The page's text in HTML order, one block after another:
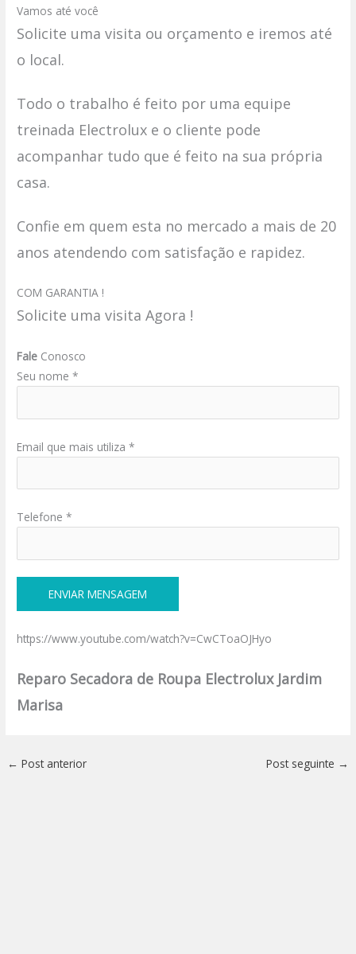
Vamos até você
Solicite uma visita ou orçamento e iremos até
o local.
Todo o trabalho é feito por uma equipe
treinada Electrolux e o cliente pode
acompanhar tudo que é feito na sua própria
casa.
Confie em quem esta no mercado a mais de 20
anos atendendo com satisfação e rapidez.
COM GARANTIA !
Solicite uma visita Agora !
Fale Conosco
Seu nome *
Email que mais utiliza *
Telefone *
https://www.youtube.com/watch?v=CwCToaOJHyo
Reparo Secadora de Roupa Electrolux Jardim
Marisa
← Post anterior Post seguinte →